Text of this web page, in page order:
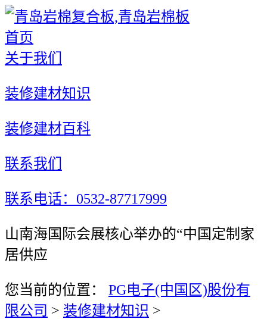
首页
关于我们
装修建材知识
装修建材百科
联系我们
联系电话：0532-87717999
山南海国际会展核心举办的“中国定制家
居供应
您当前的位置： PG电子(中国区)股份有
限公司 > 装修建材知识 >